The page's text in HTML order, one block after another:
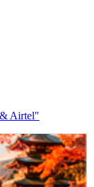
Airtel"